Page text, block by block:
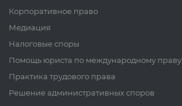
Корпоративное право
Медиация
Налоговые споры
Помощь юриста по международному праву
Практика трудового права
Решение административных споров